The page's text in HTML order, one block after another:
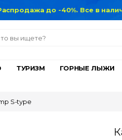
до -40%. Все в
ТУРИЗМ ГОРНЫЕ ЛЫЖИ
S-type